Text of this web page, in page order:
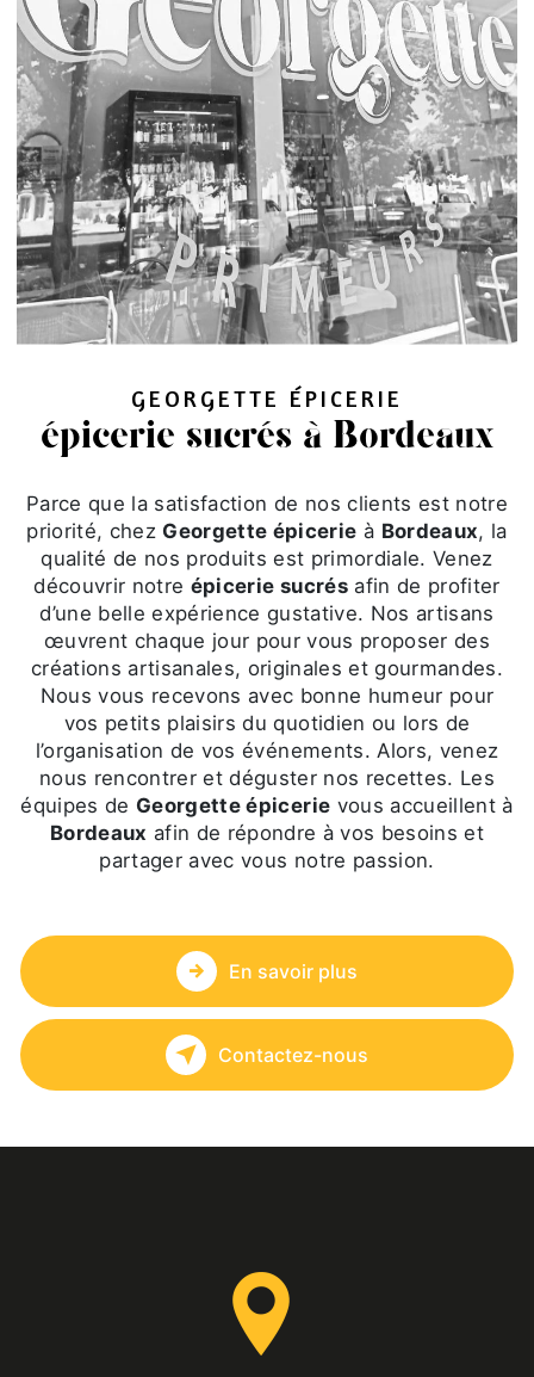
GEORGETTE ÉPICERIE
épicerie sucrés à Bordeaux
Parce que la satisfaction de nos clients est notre
priorité, chez Georgette épicerie à Bordeaux, la
qualité de nos produits est primordiale. Venez
découvrir notre épicerie sucrésafin de profiter
d’une belle expérience gustative. Nos artisans
œuvrent chaque jour pour vous proposer des
créations artisanales, originales et gourmandes.
Nous vous recevons avec bonne humeur pour
vos petits plaisirs du quotidien ou lors de
l’organisation de vos événements. Alors, venez
nous rencontrer et déguster nos recettes. Les
équipes de Georgette épicerie vous accueillent à
Bordeaux afin de répondre à vos besoins et
partager avec vous notre passion.
En savoir plus
Contactez-nous